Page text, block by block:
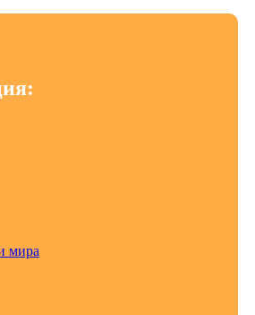
мира